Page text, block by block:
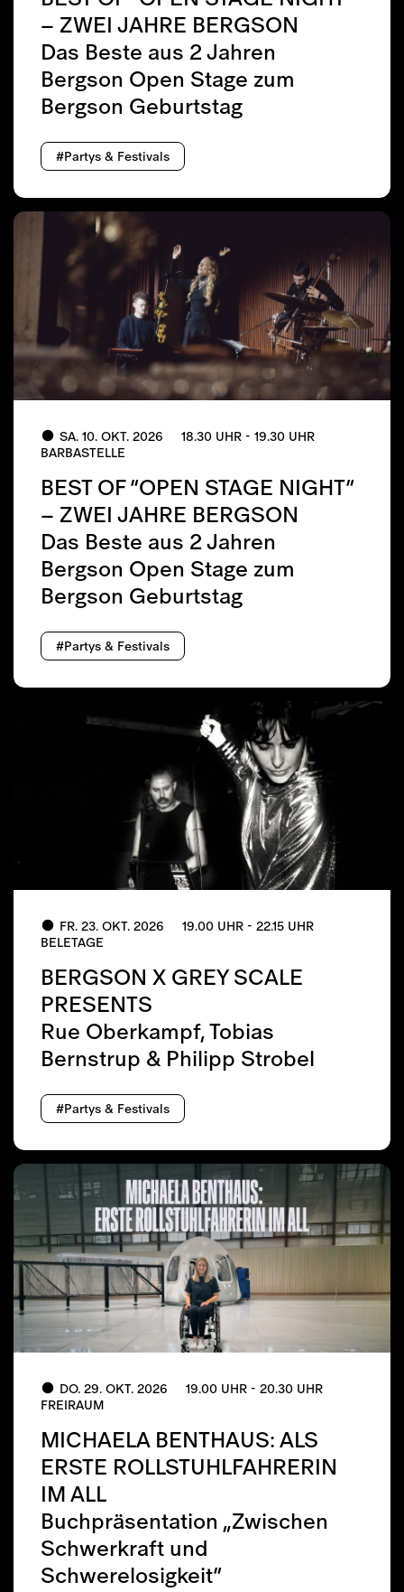
– ZWEI JAHRE BERGSON
Das Beste aus 2 Jahren
Bergson Open Stage zum
Bergson Geburtstag
#Partys & Festivals
SA. 10. OKT. 2026
18.30 UHR - 19.30 UHR
BARBASTELLE
BEST OF “OPEN STAGE NIGHT”
– ZWEI JAHRE BERGSON
Das Beste aus 2 Jahren
Bergson Open Stage zum
Bergson Geburtstag
#Partys & Festivals
FR. 23. OKT. 2026
19.00 UHR - 22.15 UHR
BELETAGE
BERGSON X GREY SCALE
PRESENTS
Rue Oberkampf, Tobias
Bernstrup & Philipp Strobel
#Partys & Festivals
DO. 29. OKT. 2026
19.00 UHR - 20.30 UHR
FREIRAUM
MICHAELA BENTHAUS: ALS
ERSTE ROLLSTUHLFAHRERIN
IM ALL
Buchpräsentation „Zwischen
Schwerkraft und
Schwerelosigkeit“